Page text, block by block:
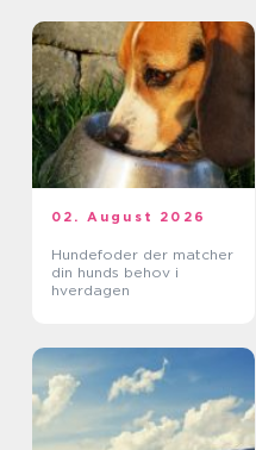
02. August 2026
Hundefoder der matcher
din hunds behov i
hverdagen